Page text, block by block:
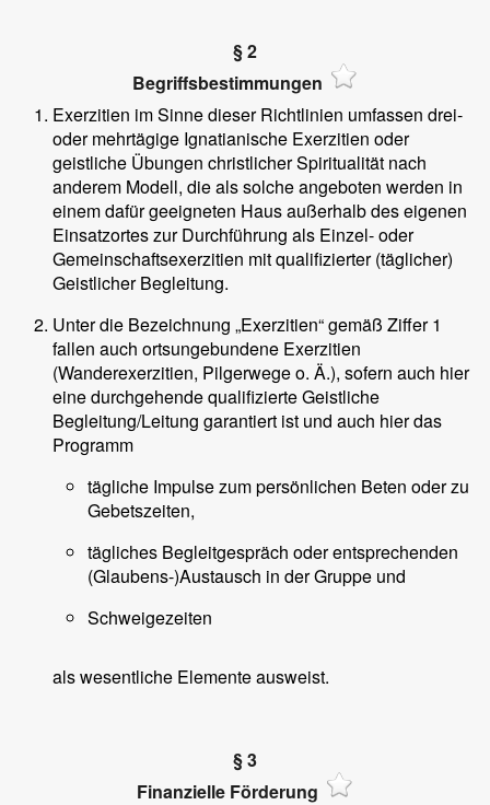
§ 2
Begriffsbestimmungen
Exerzitien im Sinne dieser Richtlinien umfassen drei-
oder mehrtägige Ignatianische Exerzitien oder
geistliche Übungen christlicher Spiritualität nach
anderem Modell, die als solche angeboten werden in
einem dafür geeigneten Haus außerhalb des eigenen
Einsatzortes zur Durchführung als Einzel- oder
Gemeinschaftsexerzitien mit qualifizierter (täglicher)
Geistlicher Begleitung.
Unter die Bezeichnung „Exerzitien“ gemäß Ziffer 1
fallen auch ortsungebundene Exerzitien
(Wanderexerzitien, Pilgerwege o. Ä.), sofern auch hier
eine durchgehende qualifizierte Geistliche
Begleitung/Leitung garantiert ist und auch hier das
Programm
tägliche Impulse zum persönlichen Beten oder zu
Gebetszeiten,
tägliches Begleitgespräch oder entsprechenden
(Glaubens-)Austausch in der Gruppe und
Schweigezeiten
als wesentliche Elemente ausweist.
§ 3
Finanzielle Förderung